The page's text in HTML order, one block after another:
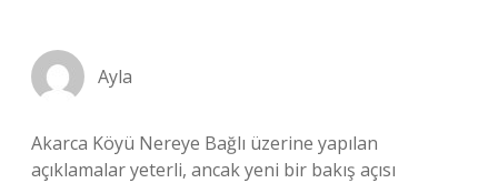
Ayla
Akarca Köyü Nereye Bağlı üzerine yapılan
açıklamalar yeterli, ancak yeni bir bakış açısı